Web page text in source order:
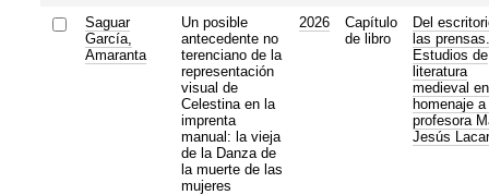
Saguar
García,
Amaranta
Un posible
antecedente no
terenciano de la
representación
visual de
Celestina en la
imprenta
manual: la vieja
de la Danza de
la muerte de las
mujeres
2026
Capítulo
de libro
Del
las prensas.
Estudios de
literatura
medieval en
homenaje a
profesora
Jesús